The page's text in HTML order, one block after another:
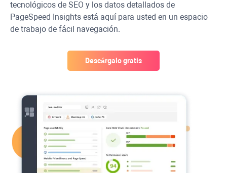
tecnológicos de SEO y los datos detallados de
PageSpeed Insights está aquí para usted en un espacio
de trabajo de fácil navegación.
Descárgalo gratis